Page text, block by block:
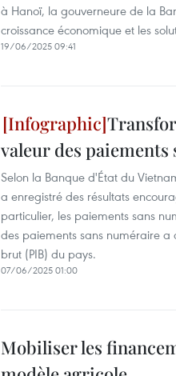
à Hanoï, la gouverneure de la
croissance économique et les
19/06/2025 09:41
valeur des paiements
Selon la Banque d'État du
a enregistré des résultats
particulier, les paiements sans
des paiements sans numéraire
brut (PIB) du pays.
07/06/2025 01:00
Mobiliser les